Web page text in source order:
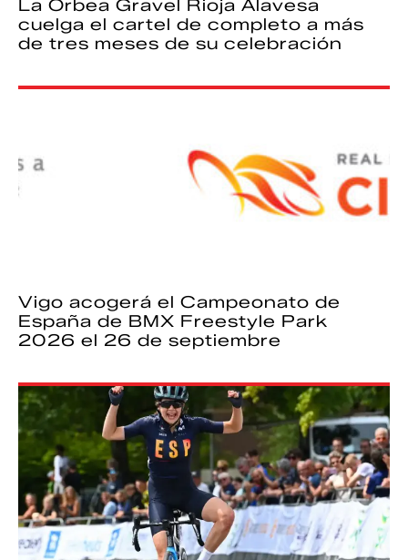
La Orbea Gravel Rioja Alavesa
cuelga el cartel de completo a más
de tres meses de su celebración
Vigo acogerá el Campeonato de
España de BMX Freestyle Park
2026 el 26 de septiembre